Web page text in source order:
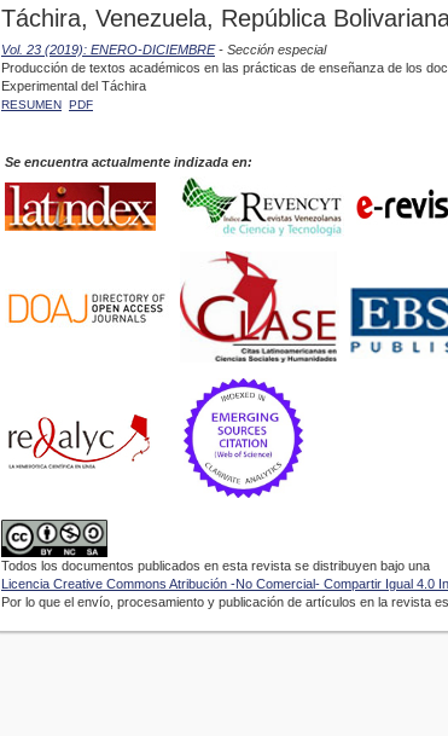
Táchira, Venezuela, República
Vol. 23 (2019): ENERO-DICIEMBRE- Sección especial
Producción de textos académicos en las prácticas de enseñanza de los
Experimental del Táchira
RESUMEN PDF
Se encuentra actualmente indizada en:
Todos los documentos publicados en esta revista se distribuyen bajo una
Licencia Creative Commons Atribución -No Comercial- Compartir Igual 4.0
Por lo que el envío, procesamiento y publicación de artículos en la revista